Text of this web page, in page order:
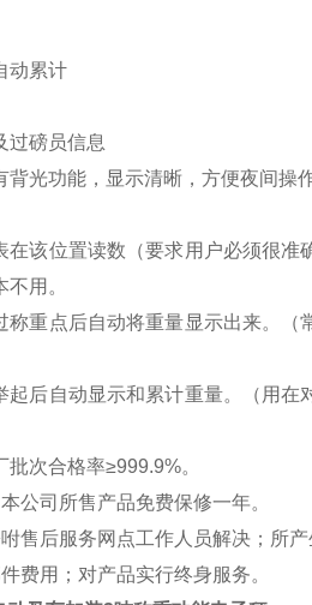
动累计
过磅员信息
光功能，显示清晰，方便夜间操
该位置读数（要求用户必须很准
用。
重点后自动将重量显示出来。（
后自动显示和累计重量。（用在
次合格率≥999.9%。
司所售产品免费保修一年。
后服务网点工作人员解决；所产
费用；对产品实行终身服务。